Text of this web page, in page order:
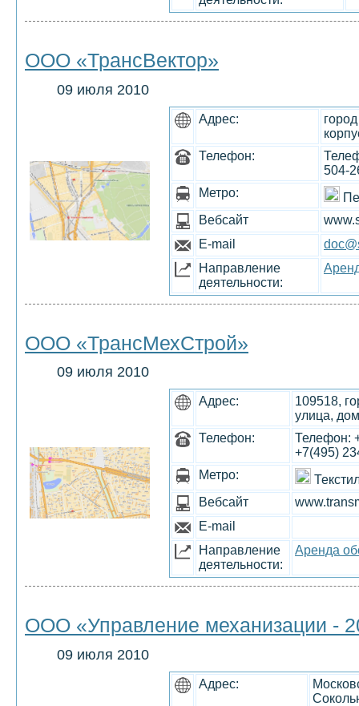
ООО «ТрансВектор»
09 июля 2010
Адрес:
Телефон:
504-
Метро:
Вебсайт
E-mail
Направление
деятельности:
ООО «ТрансМехСтрой»
09 июля 2010
Адрес:
109518,
улица,
Телефон:
Телефон:
+7(495)
Метро:
Вебсайт
E-mail
Направление
деятельности:
Аренда
ООО «Управление механизации -
09 июля 2010
Адрес: